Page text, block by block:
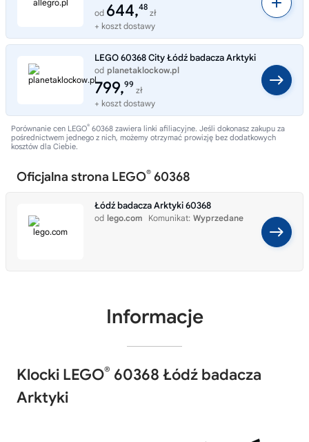
od 644,48
zł
+ koszt dostawy
LEGO 60368 City Łódź badacza Arktyki
od planetaklockow.pl
Typ: Sklep internetowy
799,99
zł
+ koszt dostawy
Porównanie cen LEGO® 60368 zawiera linki afiliacyjne. Jeśli dokonasz zakupu za
pośrednictwem jednego z nich, możemy otrzymać prowizję bez dodatkowych
kosztów dla Ciebie.
Oficjalna strona LEGO® 60368
Łódź badacza Arktyki 60368
od lego.com Komunikat: Wyprzedane
Informacje
Klocki LEGO® 60368 Łódź badacza
Arktyki